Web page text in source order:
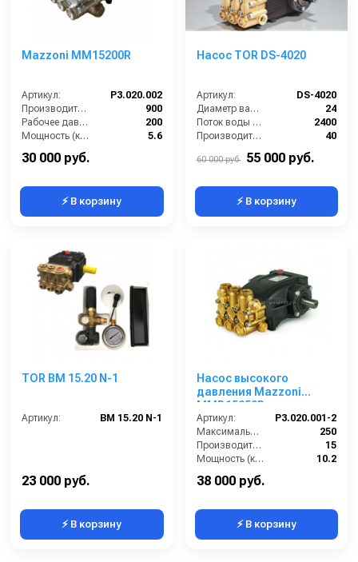
Mazzoni MM15200R
Артикул:
P3.020.002
Производительность (л/ч):
900
Рабочее давление (бар):
200
Мощность (кВт):
5.6
30 000 руб.
⚡ В корзину
Насос TOR DS-4020
Артикул:
DS-4020
Диаметр вала (мм):
24
Поток воды (л/час):
2400
Производительность (л/мин):
40
60 000 руб. 55 000 руб.
⚡ В корзину
TOR BM 15.20 N-1
Артикул: BM 15.20 N-1
23 000 руб.
⚡ В корзину
Насос высокого
давления Mazzoni
MMD15250R
Артикул:
P3.020.001-2
Максимальное давление (бар):
250
Производительность (л/мин):
15
Мощность (кВт):
10.2
Габариты (ДхШхВ):
38 000 руб.
⚡ В корзину